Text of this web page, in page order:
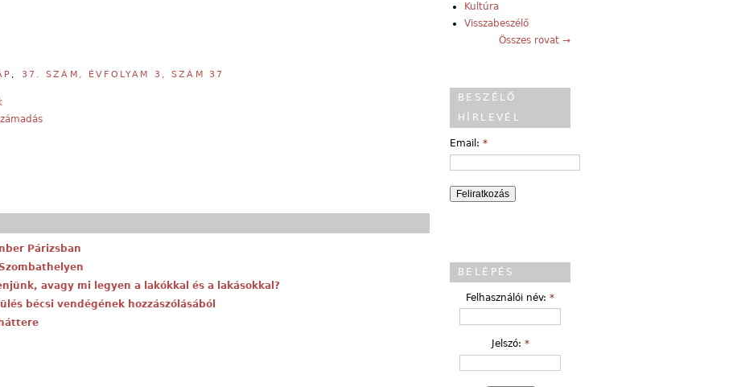
37. SZÁM, ÉVFOLYAM 3, SZÁM 37
Párizsban
avagy mi legyen a lakókkal és a lakásokkal?
bécsi vendégének hozzászólásából
Kultúra
Visszabeszélő
Összes rovat →
BESZÉLŐ
HÍRLEVÉL
Email: *
BELÉPÉS
Felhasználói név: *
Jelszó: *